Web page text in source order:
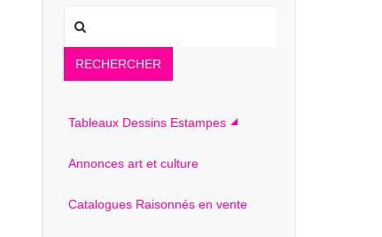
RECHERCHER
Tableaux Dessins Estampes
Annonces art et culture
Catalogues Raisonnés en vente